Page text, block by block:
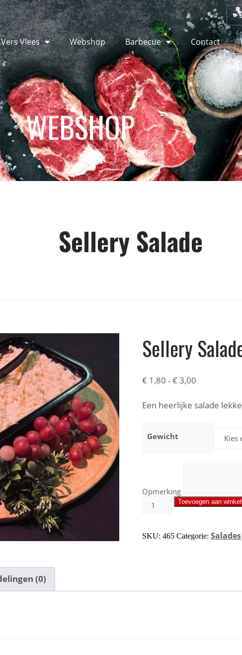
Vers Vlees Webshop Barbecue Contact
WEBSHOP
Sellery Salade
Sellery
€ 1,80 -€3,00
Een heerlijke salade
Gewicht
Opmerking
Toevoegen aan
SKU:465 Categorie:Salades
(0)